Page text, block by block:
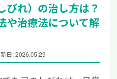
びれ）の治し方は？
や治療法について解
日: 2026.05.29